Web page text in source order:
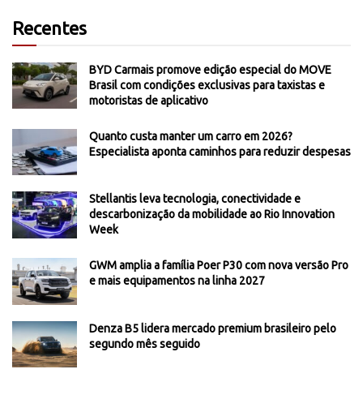
Recentes
BYD Carmais promove edição especial do MOVE
Brasil com condições exclusivas para taxistas e
motoristas de aplicativo
Quanto custa manter um carro em 2026?
Especialista aponta caminhos para reduzir despesas
Stellantis leva tecnologia, conectividade e
descarbonização da mobilidade ao Rio Innovation
Week
GWM amplia a família Poer P30 com nova versão Pro
e mais equipamentos na linha 2027
Denza B5 lidera mercado premium brasileiro pelo
segundo mês seguido